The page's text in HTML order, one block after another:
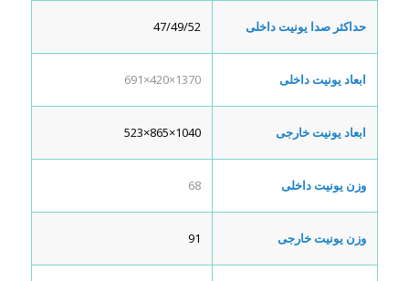
حداکثر صدا یونیت داخلی 47/49/52
ابعاد یونیت داخلی 1370×420×691
ابعاد یونیت خارجی 1040×865×523
وزن یونیت داخلی 68
وزن یونیت خارجی 91